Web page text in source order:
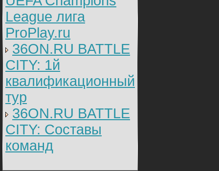
League лига
ProPlay.ru
36ON.RU BATTLE
CITY: 1й
квалификационный
тур
36ON.RU BATTLE
CITY: Составы
команд